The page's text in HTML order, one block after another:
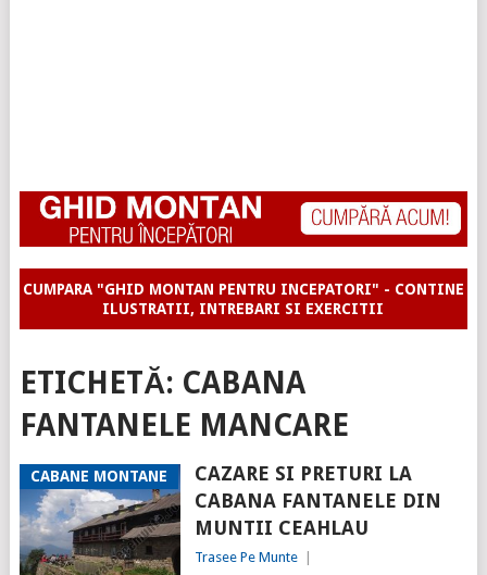
CUMPARA "GHID MONTAN PENTRU INCEPATORI" - CONTINE
ILUSTRATII, INTREBARI SI EXERCITII
ETICHETĂ: CABANA
FANTANELE MANCARE
CABANE MONTANE
CAZARE SI PRETURI LA
CABANA FANTANELE DIN
MUNTII CEAHLAU
Trasee Pe Munte